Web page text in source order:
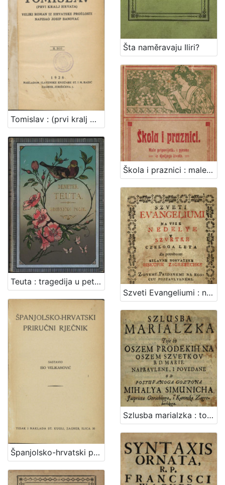
Tomislav : (prvi kralj Hrvata) / napisao Josip Banovac
Teuta : tragedija u pet čina ; Grobničko polje : pjesan / Dimitrija Demeter
Šta naměravaju Iliri?
Španjolsko-hrvatski priručni rječnik / sastavio Iso Velikanović
Škola i praznici : male pripovijetke i pjesme iz dječjeg života : (sa 7 slika) / napisala Ivana Brlić-Mažuranić
Szveti Evangeliumi : na vsze nedelye y szvetke czeloga leta : za potrebnozt szlavne horvatzke Biskupie zagrebechke : z-dvemi pridavkemi na konczu poztavlyenemi
Szlusba marialzka : toje to Oszem prodekih na oszem szvetkov B. D. Marie : Polek toga Szedem kratkih opomenkov k-vszakomu szvetku B. D. Marie prikladneh. Na szusbu [!] Marie alduvane po jedne oszebuine szlusbenicze J.B.V.P. / Napravlene, i povedane od postuvanoga gozpona Mihalya Simunicha jasprista Gorichkoga, i kanonika Zagrebechkoga